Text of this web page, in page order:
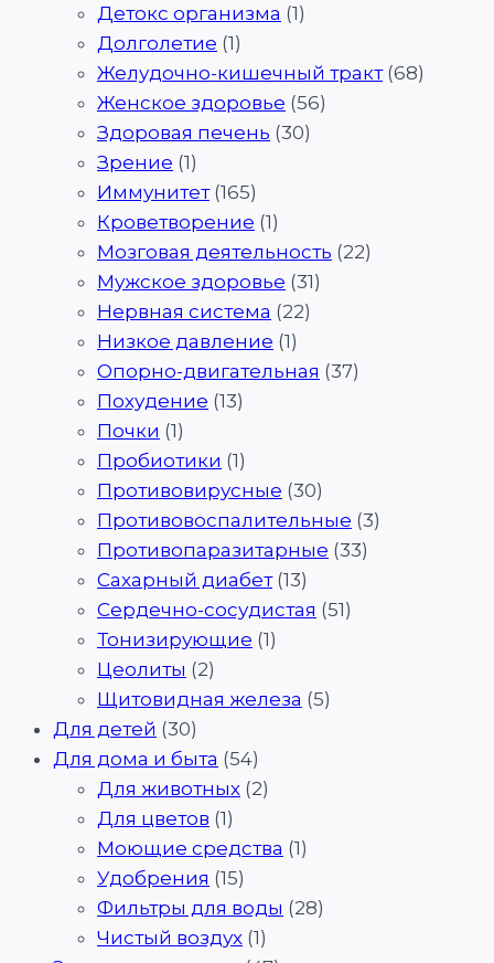
Детокс организма (1)
Долголетие (1)
Желудочно-кишечный тракт (68)
Женское здоровье (56)
Здоровая печень (30)
Зрение (1)
Иммунитет (165)
Кроветворение (1)
Мозговая деятельность (22)
Мужское здоровье (31)
Нервная система (22)
Низкое давление (1)
Опорно-двигательная (37)
Похудение (13)
Почки (1)
Пробиотики (1)
Противовирусные (30)
Противовоспалительные (3)
Противопаразитарные (33)
Сахарный диабет (13)
Сердечно-сосудистая (51)
Тонизирующие (1)
Цеолиты (2)
Щитовидная железа (5)
Для детей (30)
Для дома и быта (54)
Для животных (2)
Для цветов (1)
Моющие средства (1)
Удобрения (15)
Фильтры для воды (28)
Чистый воздух (1)